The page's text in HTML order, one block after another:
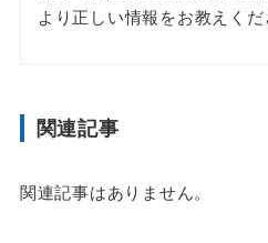
より正しい情報をお教えくだ
関連記事
関連記事はありません。